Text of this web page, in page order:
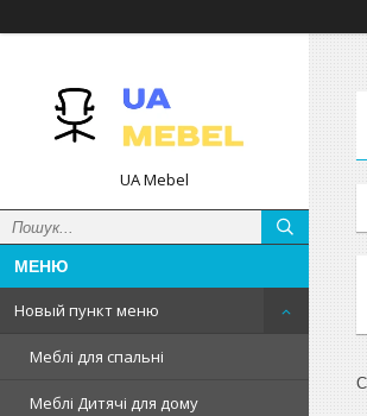
UA Mebel
Новый пункт меню
Меблі для спальні
Меблі Дитячі для дому